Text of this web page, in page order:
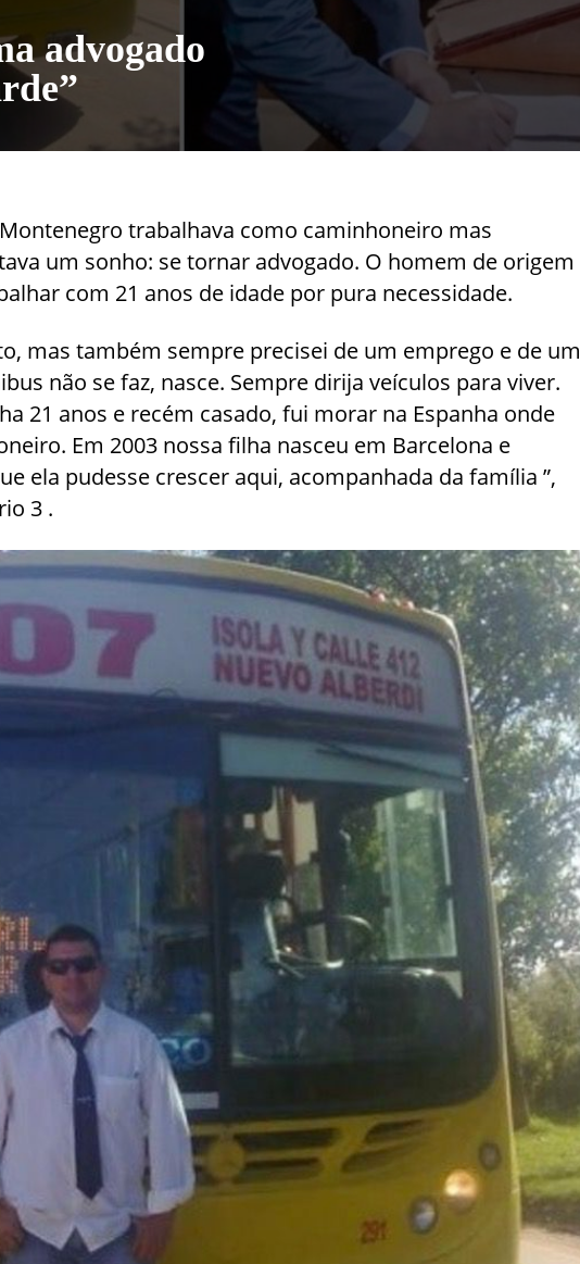
advogado
trabalhava como caminhoneiro mas
um sonho: se tornar advogado. O homem de origem
com 21 anos de idade por pura necessidade.
mas também sempre precisei de um emprego e de um
não se faz, nasce. Sempre dirija veículos para viver.
21 anos e recém casado, fui morar na Espanha onde
Em 2003 nossa filha nasceu em Barcelona e
ela pudesse crescer aqui, acompanhada da família ”,
3 .